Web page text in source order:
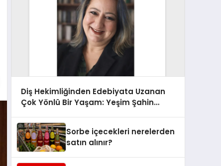
Diş Hekimliğinden Edebiyata Uzanan
Çok Yönlü Bir Yaşam: Yeşim Şahin
Sorbe içecekleri nerelerden
satın alınır?